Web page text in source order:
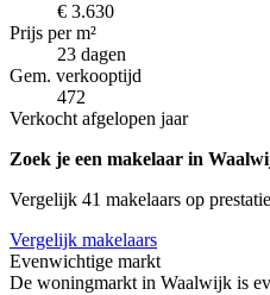
€ 3.630
Prijs per m²
23 dagen
Gem. verkooptijd
472
Verkocht afgelopen jaar
Zoek je een makelaar in
Vergelijk 41 makelaars op
Vergelijk makelaars
Evenwichtige markt
De woningmarkt in Waalwijk is